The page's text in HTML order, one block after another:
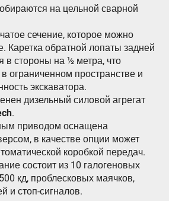
на цельной сварной
сечение, которое можно
Каретка обратной лопаты задней
в стороны на ½ метра, что
ограниченном пространстве и
экскаватора.
дизельный силовой агрегат
.
приводом оснащена
в качестве опции может
коробкой передач.
состоит из 10 галогеновых
кд, проблесковых маячков,
и стоп-сигналов.